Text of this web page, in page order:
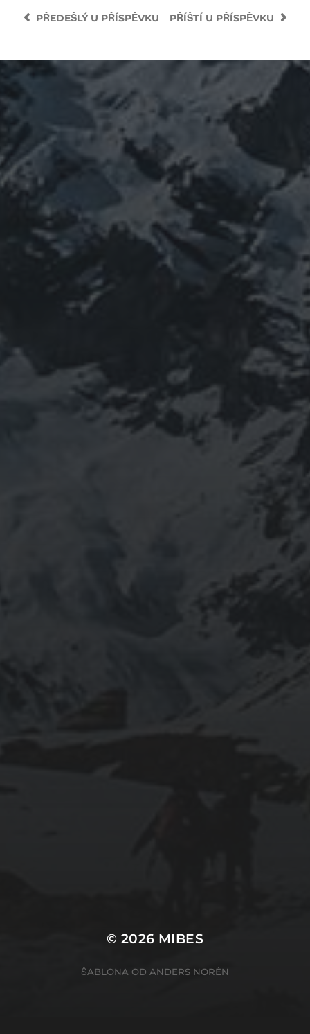
PŘÍŠTÍ U PŘÍSPĚVKU
PŘEDEŠLÝU PŘÍSPĚVKU
© 2026 MIBES
ŠABLONA OD ANDERS NORÉN